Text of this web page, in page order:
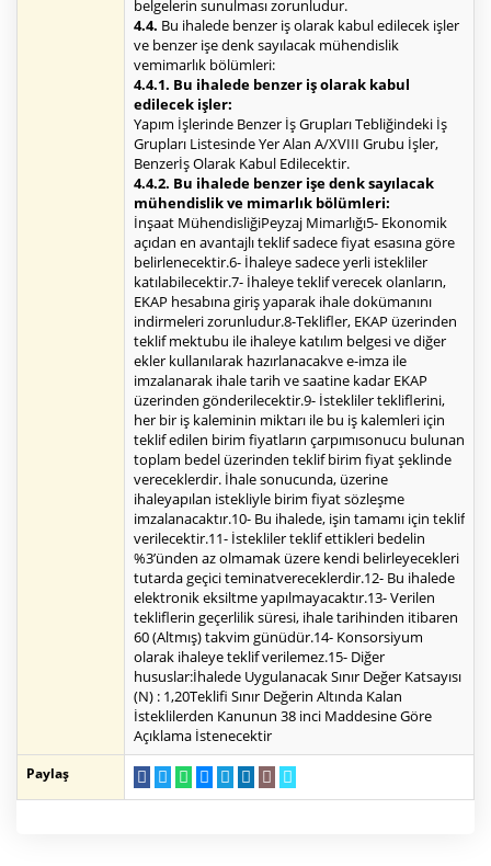
belgelerin sunulması zorunludur.
4.4. Bu ihalede benzer iş olarak kabul edilecek işler
ve benzer işe denk sayılacak mühendislik
vemimarlık bölümleri:
4.4.1. Bu ihalede benzer iş olarak kabul
edilecek işler:
Yapım İşlerinde Benzer İş Grupları Tebliğindeki İş
Grupları Listesinde Yer Alan A/XVIII Grubu İşler,
Benzerİş Olarak Kabul Edilecektir.
4.4.2. Bu ihalede benzer işe denk sayılacak
mühendislik ve mimarlık bölümleri:
İnşaat MühendisliğiPeyzaj Mimarlığı5- Ekonomik
açıdan en avantajlı teklif sadece fiyat esasına göre
belirlenecektir.6- İhaleye sadece yerli istekliler
katılabilecektir.7- İhaleye teklif verecek olanların,
EKAP hesabına giriş yaparak ihale dokümanını
indirmeleri zorunludur.8-Teklifler, EKAP üzerinden
teklif mektubu ile ihaleye katılım belgesi ve diğer
ekler kullanılarak hazırlanacakve e-imza ile
imzalanarak ihale tarih ve saatine kadar EKAP
üzerinden gönderilecektir.9- İstekliler tekliflerini,
her bir iş kaleminin miktarı ile bu iş kalemleri için
teklif edilen birim fiyatların çarpımısonucu bulunan
toplam bedel üzerinden teklif birim fiyat şeklinde
vereceklerdir. İhale sonucunda, üzerine
ihaleyapılan istekliyle birim fiyat sözleşme
imzalanacaktır.10- Bu ihalede, işin tamamı için teklif
verilecektir.11- İstekliler teklif ettikleri bedelin
%3’ünden az olmamak üzere kendi belirleyecekleri
tutarda geçici teminatvereceklerdir.12- Bu ihalede
elektronik eksiltme yapılmayacaktır.13- Verilen
tekliflerin geçerlilik süresi, ihale tarihinden itibaren
60 (Altmış) takvim günüdür.14- Konsorsiyum
olarak ihaleye teklif verilemez.15- Diğer
hususlar:İhalede Uygulanacak Sınır Değer Katsayısı
(N) : 1,20Teklifi Sınır Değerin Altında Kalan
İsteklilerden Kanunun 38 inci Maddesine Göre
Açıklama İstenecektir
Paylaş